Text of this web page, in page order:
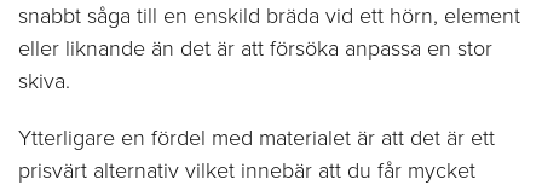
snabbt såga till en enskild bräda vid ett hörn, element
eller liknande än det är att försöka anpassa en stor
skiva.
Ytterligare en fördel med materialet är att det är ett
prisvärt alternativ vilket innebär att du får mycket